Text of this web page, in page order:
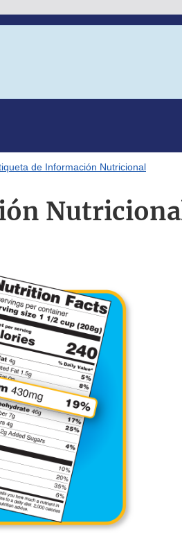
de Información Nutricional